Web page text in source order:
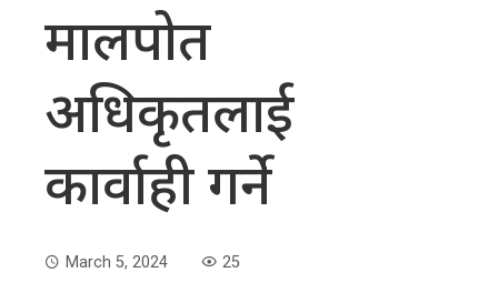
मालपोत
अधिकृतलाई
कार्वाही गर्ने
March 5, 2024 25